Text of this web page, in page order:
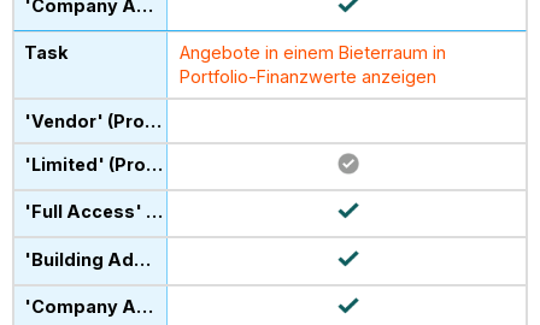
Angebote in einem Bieterraum in
Portfolio-Finanzwerte anzeigen